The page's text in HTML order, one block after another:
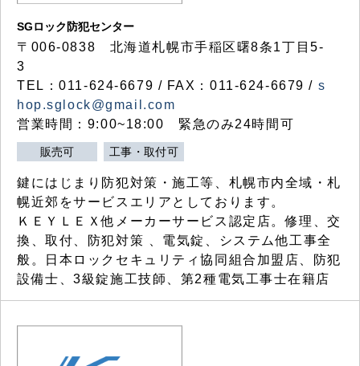
SGロック防犯センター
〒006-0838 北海道札幌市手稲区曙8条1丁目5-
3
TEL：011-624-6679 / FAX：011-624-6679 / s
hop.sglock@gmail.com
営業時間：9:00~18:00 緊急のみ24時間可
販売可 工事・取付可
鍵にはじまり防犯対策・施工等、札幌市内全域・札
幌近郊をサービスエリアとしております。
ＫＥＹＬＥＸ他メーカーサービス認定店。修理、交
換、取付、防犯対策 、電気錠、システム他工事全
般。日本ロックセキュリティ協同組合加盟店、防犯
設備士、3級錠施工技師、第2種電気工事士在籍店